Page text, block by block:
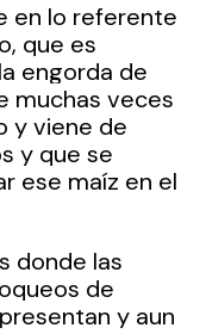
en lo referente
que es
engorda de
muchas veces
y viene de
y que se
ese maíz en el
donde las
de
y aun